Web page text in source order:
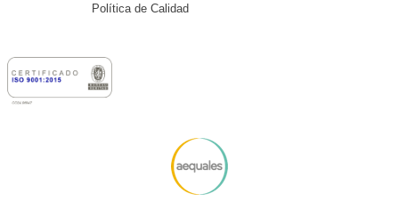
Política de Calidad